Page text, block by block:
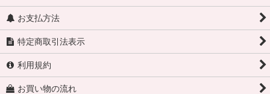
お支払方法
特定商取引法表示
利用規約
お買い物の流れ